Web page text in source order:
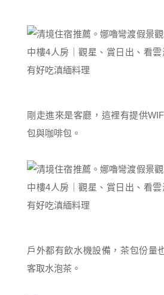
剛走進來是客廳，這裡有提供
包與咖啡包。
戶外都有飲水機設備，茶包份量
客取水泡茶。